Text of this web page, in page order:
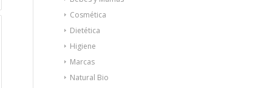
Cosmética
Dietética
Higiene
Marcas
Natural Bio